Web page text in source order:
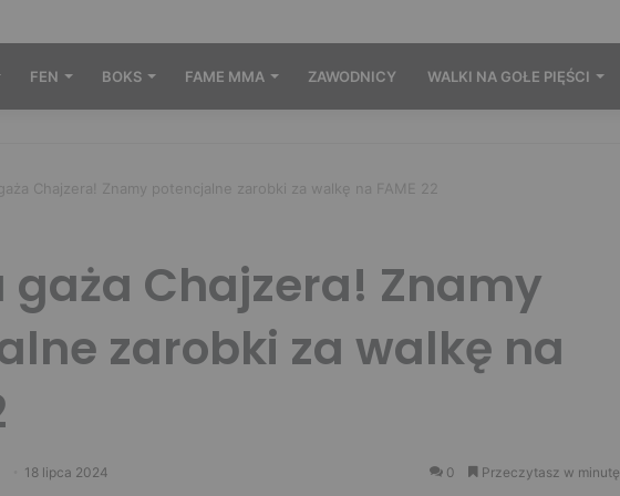
FEN BOKS FAME MMA ZAWODNICY WALKI NA GOŁE PIĘŚCI
Chajzera! Znamy potencjalne zarobki za walkę na FAME 22
gaża Chajzera! Znamy
zarobki za walkę na
18 lipca 2024 0 Przeczytasz w minutę